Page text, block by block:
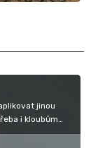
jinou
i kloubům